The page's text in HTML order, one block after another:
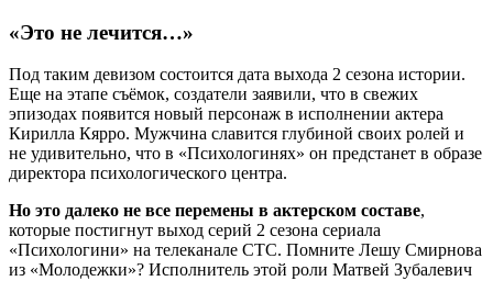
«Это не лечится…»
Под таким девизом состоится дата выхода 2 сезона истории.
Еще на этапе съёмок, создатели заявили, что в свежих
эпизодах появится новый персонаж в исполнении актера
Кирилла Кярро. Мужчина славится глубиной своих ролей и
не удивительно, что в «Психологинях» он предстанет в образе
директора психологического центра.
Но это далеко не все перемены в актерском составе,
которые постигнут выход серий 2 сезона сериала
«Психологини» на телеканале СТС. Помните Лешу Смирнова
из «Молодежки»? Исполнитель этой роли Матвей Зубалевич